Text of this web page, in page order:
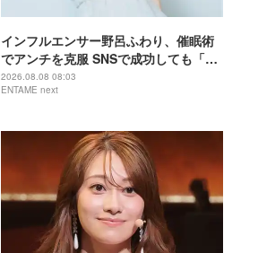
インフルエンサー野呂ふわり、催眠術
でアンチを克服 SNSで成功しても「全
部猫のため」21歳の素顔
2026.08.08 08:03
ENTAME next